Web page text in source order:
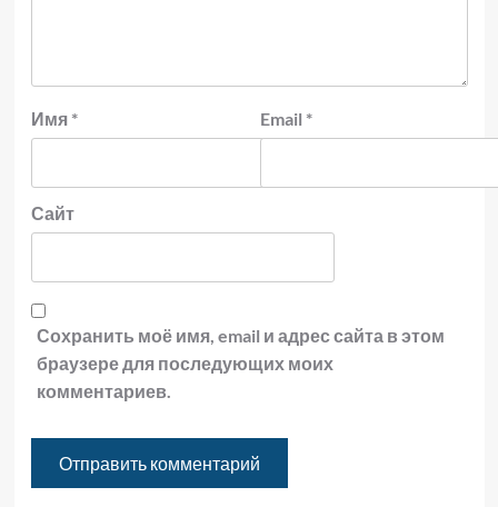
Имя * Email *
Сайт
Сохранить моё имя, email и адрес сайта в этом
браузере для последующих моих
комментариев.